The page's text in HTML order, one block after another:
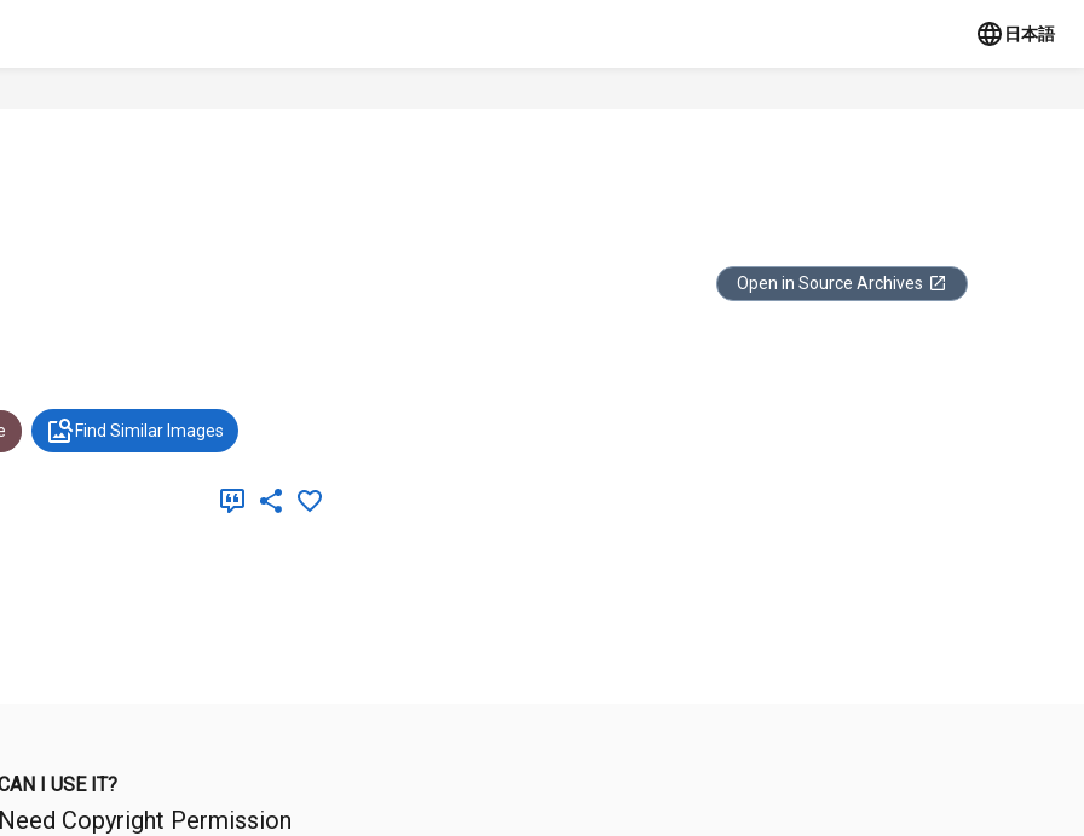
日本語
Open in Source Archives
Find Similar Images
I USE IT?
Need Copyright Permission